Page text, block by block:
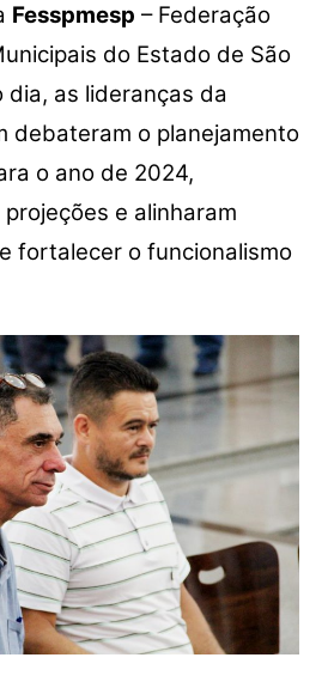
Fesspmesp – Federação
do Estado de São
dia, as lideranças da
debateram o planejamento
o ano de 2024,
e alinharam
fortalecer o funcionalismo